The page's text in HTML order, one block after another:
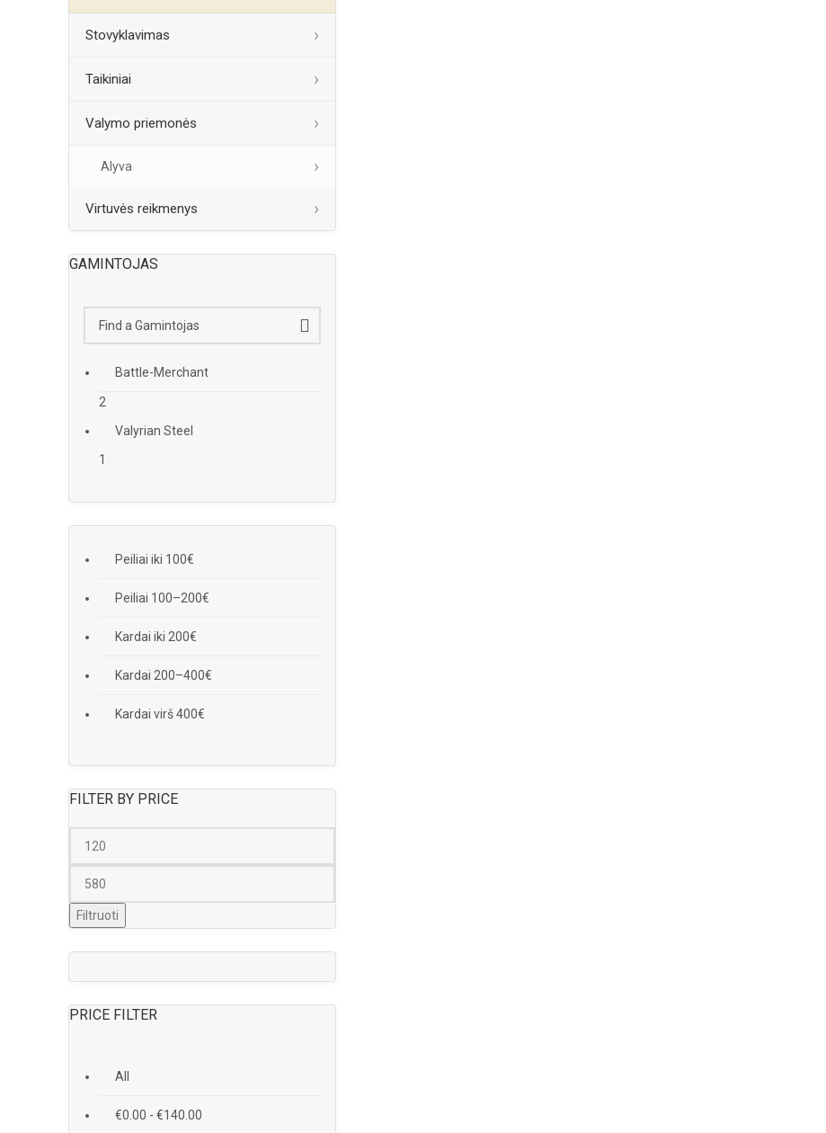
Stovyklavimas
Taikiniai
Valymo priemonės
Alyva
Virtuvės reikmenys
GAMINTOJAS
Battle-Merchant
2
Valyrian Steel
1
Peiliai iki 100€
Peiliai 100–200€
Kardai iki 200€
Kardai 200–400€
Kardai virš 400€
FILTER BY PRICE
Filtruoti
PRICE FILTER
All
€0.00 - €140.00